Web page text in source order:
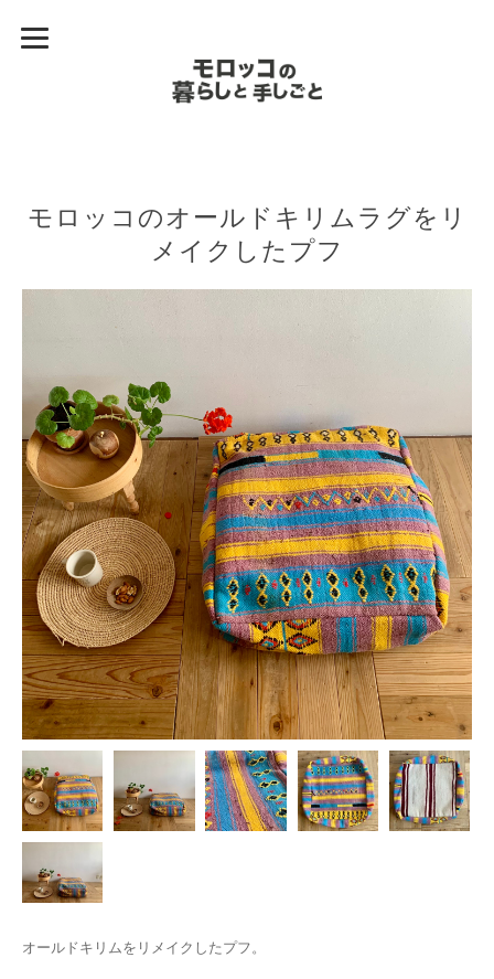
モロッコのオールドキリムラグをリ
メイクしたプフ
オールドキリムをリメイクしたプフ。